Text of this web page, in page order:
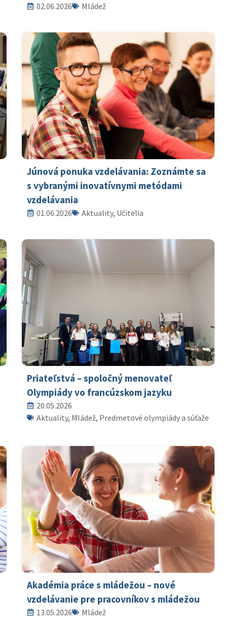
02.06.2026 Mládež
Júnová ponuka vzdelávania: Zoznámte sa
s vybranými inovatívnymi metódami
vzdelávania
01.06.2026 Aktuality, Učitelia
Priateľstvá – spoločný menovateľ
Olympiády vo francúzskom jazyku
20.05.2026
Aktuality, Mládež, Predmetové olympiády a súťaže
Akadémia práce s mládežou – nové
vzdelávanie pre pracovníkov s mládežou
13.05.2026 Mládež